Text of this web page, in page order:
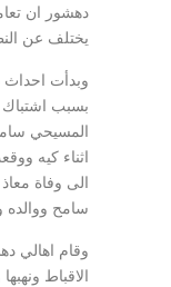
دهشور ان
يختلف عن
وبدأت
بسبب
المسيحي
اثناء كيه
الى وفاة
سامح
وقام اهالي
الاقباط